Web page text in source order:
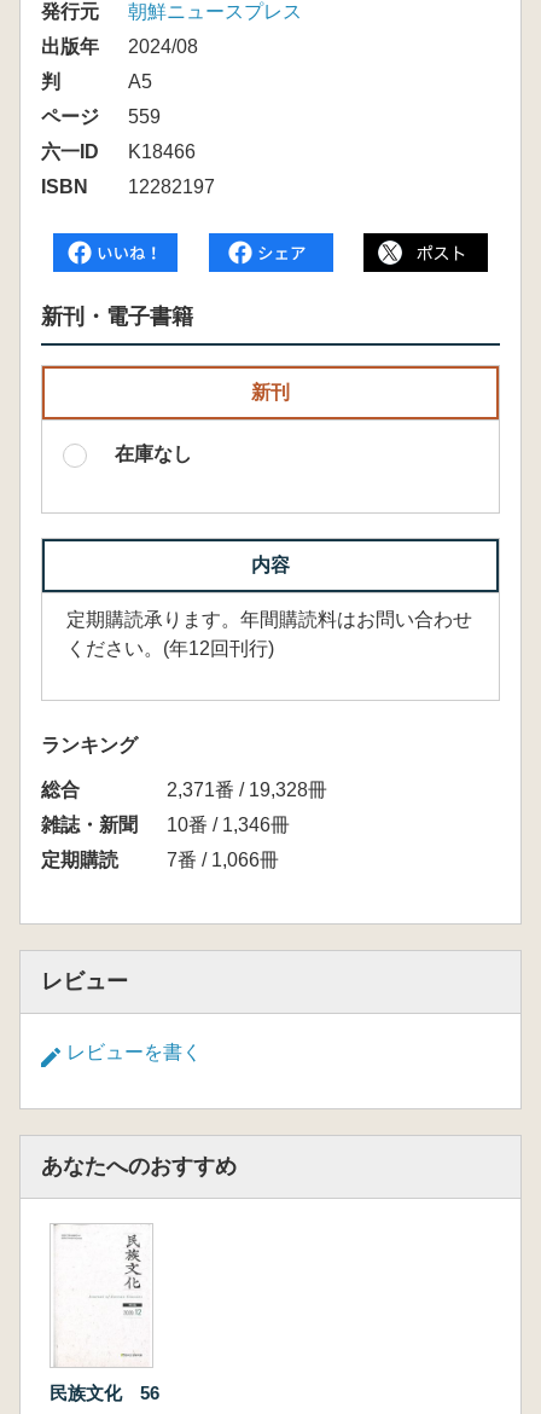
発行元
朝鮮ニュースプレス
出版年
2024/08
判
A5
ページ
559
六一ID
K18466
ISBN
12282197
新刊・電子書籍
新刊
在庫なし
内容
定期購読承ります。年間購読料はお問い合わせ
ください。(年12回刊行)
ランキング
総合
2,371番 / 19,328冊
雑誌・新聞
10番 / 1,346冊
定期購読
7番 / 1,066冊
レビュー
レビューを書く
あなたへのおすすめ
民族文化 56